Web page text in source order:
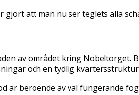
att man nu ser teglets alla
av området kring Nobeltorget.
och en tydlig
är beroende av väl fungerande